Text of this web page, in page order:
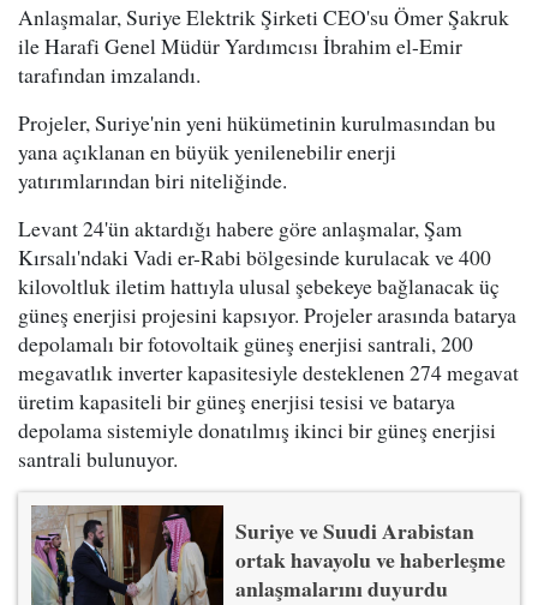
Anlaşmalar, Suriye Elektrik Şirketi CEO'su Ömer Şakruk
ile Harafi Genel Müdür Yardımcısı İbrahim el-Emir
tarafından imzalandı.
Projeler, Suriye'nin yeni hükümetinin kurulmasından bu
yana açıklanan en büyük yenilenebilir enerji
yatırımlarından biri niteliğinde.
Levant 24'ün aktardığı habere göre anlaşmalar, Şam
Kırsalı'ndaki Vadi er-Rabi bölgesinde kurulacak ve 400
kilovoltluk iletim hattıyla ulusal şebekeye bağlanacak üç
güneş enerjisi projesini kapsıyor. Projeler arasında batarya
depolamalı bir fotovoltaik güneş enerjisi santrali, 200
megavatlık inverter kapasitesiyle desteklenen 274 megavat
üretim kapasiteli bir güneş enerjisi tesisi ve batarya
depolama sistemiyle donatılmış ikinci bir güneş enerjisi
santrali bulunuyor.
Suriye ve Suudi Arabistan
ortak havayolu ve haberleşme
anlaşmalarını duyurdu